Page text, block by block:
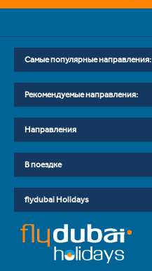
Самые популярные направления:
Рекомендуемые направления:
Направления
В поездке
flydubai Holidays